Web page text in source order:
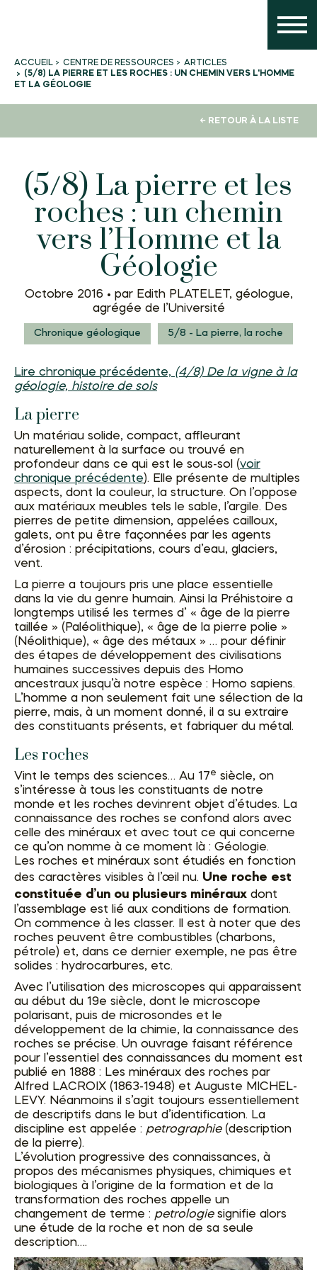
ACCUEIL CENTRE DE RESSOURCES
ARTICLES
(5/8) LA PIERRE ET LES ROCHES : UN CHEMIN VERS L'HOMME
ET LA GÉOLOGIE
← RETOUR À LA LISTE
(5/8) La pierre et les
roches : un chemin
vers l’Homme et la
Géologie
Octobre 2016 • par Edith PLATELET, géologue,
agrégée de l’Université
Chronique géologique 5/8 - La pierre, la roche
Lire chronique précédente, (4/8) De la vigne à la
géologie, histoire de sols
La pierre
Un matériau solide, compact, affleurant
naturellement à la surface ou trouvé en
profondeur dans ce qui est le sous-sol (voir
chronique précédente). Elle présente de multiples
aspects, dont la couleur, la structure. On l’oppose
aux matériaux meubles tels le sable, l’argile. Des
pierres de petite dimension, appelées cailloux,
galets, ont pu être façonnées par les agents
d’érosion : précipitations, cours d’eau, glaciers,
vent.
La pierre a toujours pris une place essentielle
dans la vie du genre humain. Ainsi la Préhistoire a
longtemps utilisé les termes d’ « âge de la pierre
taillée » (Paléolithique), « âge de la pierre polie »
(Néolithique), « âge des métaux » … pour définir
des étapes de développement des civilisations
humaines successives depuis des Homo
ancestraux jusqu’à notre espèce : Homo sapiens.
L’homme a non seulement fait une sélection de la
pierre, mais, à un moment donné, il a su extraire
des constituants présents, et fabriquer du métal.
Les roches
Vint le temps des sciences… Au 17e siècle, on
s’intéresse à tous les constituants de notre
monde et les roches devinrent objet d’études. La
connaissance des roches se confond alors avec
celle des minéraux et avec tout ce qui concerne
ce qu’on nomme à ce moment là : Géologie.
Les roches et minéraux sont étudiés en fonction
des caractères visibles à l’œil nu. Une roche est
constituée d’un ou plusieurs minéraux dont
l’assemblage est lié aux conditions de formation.
On commence à les classer. Il est à noter que des
roches peuvent être combustibles (charbons,
pétrole) et, dans ce dernier exemple, ne pas être
solides : hydrocarbures, etc.
Avec l’utilisation des microscopes qui apparaissent
au début du 19e siècle, dont le microscope
polarisant, puis de microsondes et le
développement de la chimie, la connaissance des
roches se précise. Un ouvrage faisant référence
pour l’essentiel des connaissances du moment est
publié en 1888 : Les minéraux des roches par
Alfred LACROIX (1863-1948) et Auguste MICHEL-
LEVY. Néanmoins il s’agit toujours essentiellement
de descriptifs dans le but d’identification. La
discipline est appelée : petrographie(description
de la pierre).
L’évolution progressive des connaissances, à
propos des mécanismes physiques, chimiques et
biologiques à l’origine de la formation et de la
transformation des roches appelle un
changement de terme : petrologie signifie alors
une étude de la roche et non de sa seule
description….